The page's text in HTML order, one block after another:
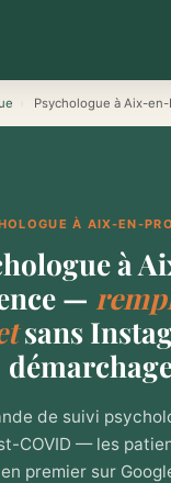
Psychologue à Aix-
À AIX-EN-
à
—
sans
de suivi
COVID — les
en premier sur